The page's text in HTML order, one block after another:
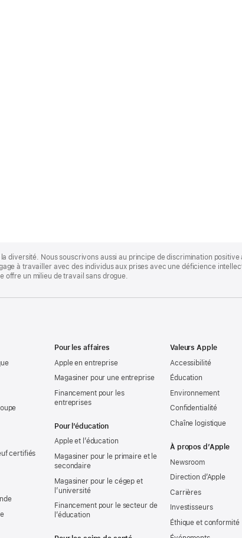
diversité. Nous souscrivons aussi au principe de discrimination positive
à travailler avec des individus aux prises avec une déficience
offre un milieu de travail sans drogue.
certifiés
Pour les affaires
Apple en entreprise
Magasiner pour une entreprise
Financement pour les
entreprises
Pour l’éducation
Apple et l’éducation
Magasiner pour le primaire et le
secondaire
Magasiner pour le cégep et
l’université
Financement pour le secteur de
l’éducation
Valeurs Apple
Accessibilité
Éducation
Environnement
Confidentialité
Chaîne logistique
À propos d’Apple
Newsroom
Direction d’Apple
Carrières
Investisseurs
Éthique et conformité